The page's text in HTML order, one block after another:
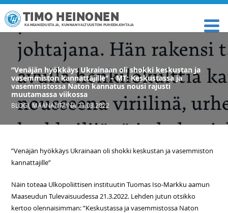
TIMO HEINONEN
KANSANEDUSTAJA, KUNNANVALTUUSTON PUHEENJOHTAJA
”Venäjän hyökkäys Ukrainaan oli shokki keskustan ja
vasemmiston kannattajille” – MT: Keskustassa ja
vasemmistossa Naton kannatus nousi rajusti
muutamassa viikossa
BLOGI,MAANANTAINA 21.03.2022
”Venäjän hyökkäys Ukrainaan oli shokki keskustan ja vasemmiston
kannattajille”
Näin toteaa Ulkopoliittisen instituutin Tuomas Iso-Markku aamun
Maaseudun Tulevaisuudessa 21.3.2022. Lehden jutun otsikko
kertoo olennaisimman: ”Keskustassa ja vasemmistossa Naton